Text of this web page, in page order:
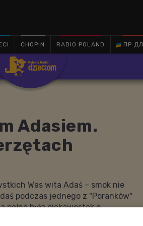
CHOPIN RADIO POLAND ПР

Adasiem.
Was wita Adaś – smok nie
podczas jednego z "Poranków"
pełna była ciekawostek o
zainspirowała Adasia pewna